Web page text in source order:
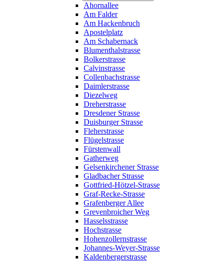
Ahornallee
Am Falder
Am Hackenbruch
Apostelplatz
Am Schabernack
Blumenthalstrasse
Bolkerstrasse
Calvinstrasse
Collenbachstrasse
Daimlerstrasse
Diezelweg
Dreherstrasse
Dresdener Strasse
Duisburger Strasse
Fleherstrasse
Flügelstrasse
Fürstenwall
Gatherweg
Gelsenkirchener Strasse
Gladbacher Strasse
Gottfried-Hötzel-Strasse
Graf-Recke-Strasse
Grafenberger Allee
Grevenbroicher Weg
Hasselsstrasse
Hochstrasse
Hohenzollernstrasse
Johannes-Weyer-Strasse
Kaldenbergerstrasse